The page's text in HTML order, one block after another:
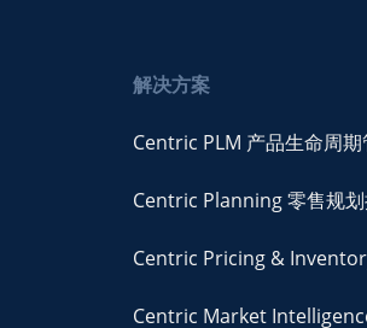
解决方案
Centric PLM 产品生命周期
Centric Planning 零售规
Centric Pricing &
Centric Market